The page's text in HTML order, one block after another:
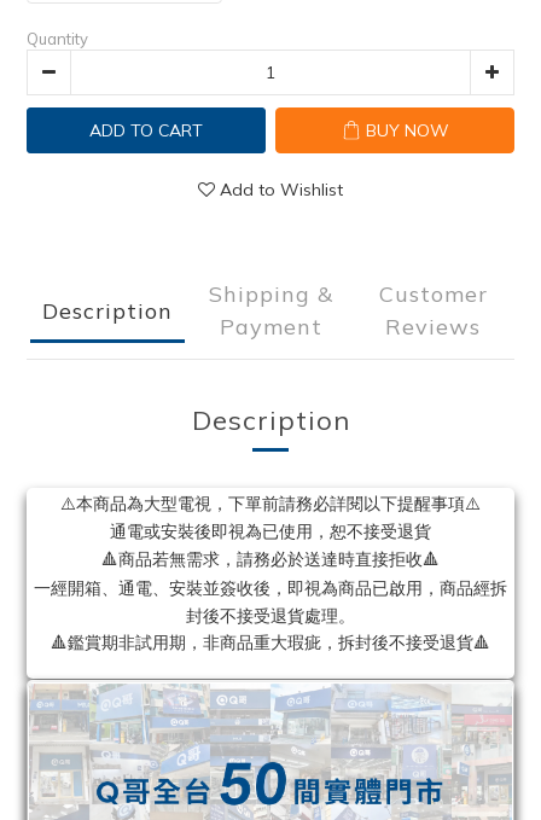
Quantity
ADD TO CART BUY NOW
Add to Wishlist
Description
Shipping &
Payment
Customer
Reviews
Description
⚠️本商品為大型電視，下單前請務必詳閱以下提醒事項⚠️
通電或安裝後即視為已使用，恕不接受退貨
🔺商品若無需求 ，請務必於送達時直接拒收🔺
一經開箱、通電、安裝並簽收後，即視為商品已啟用，商品經拆
封後不接受退貨處理。
🔺鑑賞期非試用期，非商品重大瑕疵，拆封後不接受退貨🔺